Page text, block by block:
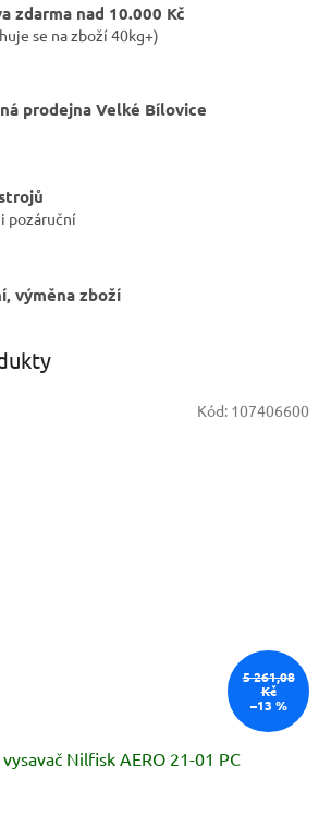
zdarma nad 10.000 Kč
se na zboží 40kg+)
prodejna Velké Bílovice
pozáruční
výměna zboží
5 261,08
Kč
–13 %
Nilfisk AERO 21-01 PC
Kód: 107406600